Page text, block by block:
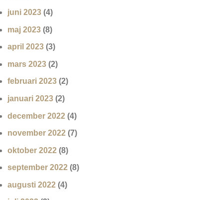
juni 2023 (4)
maj 2023 (8)
april 2023 (3)
mars 2023 (2)
februari 2023 (2)
januari 2023 (2)
december 2022 (4)
november 2022 (7)
oktober 2022 (8)
september 2022 (8)
augusti 2022 (4)